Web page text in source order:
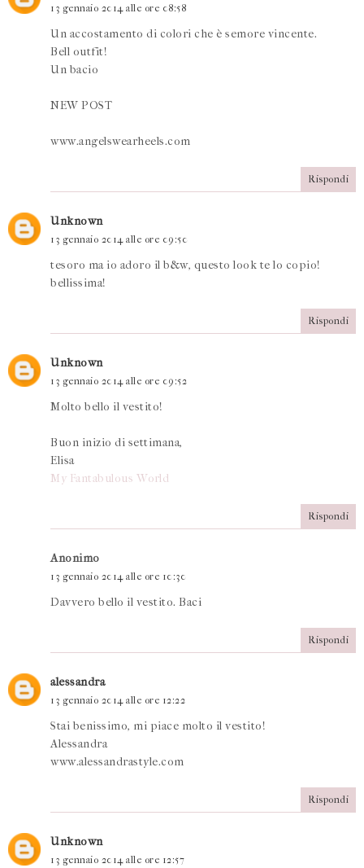
13 gennaio 2014 alle ore 08:58
Un accostamento di colori che è semore vincente.
Bell outfit!
Un bacio
NEW POST
www.angelswearheels.com
Rispondi
Unknown
13 gennaio 2014 alle ore 09:50
tesoro ma io adoro il b&w, questo look te lo copio!
bellissima!
Rispondi
Unknown
13 gennaio 2014 alle ore 09:52
Molto bello il vestito!
Buon inizio di settimana,
Elisa
My Fantabulous World
Rispondi
Anonimo
13 gennaio 2014 alle ore 10:30
Davvero bello il vestito. Baci
Rispondi
alessandra
13 gennaio 2014 alle ore 12:22
Stai benissimo, mi piace molto il vestito!
Alessandra
www.alessandrastyle.com
Rispondi
Unknown
13 gennaio 2014 alle ore 12:57